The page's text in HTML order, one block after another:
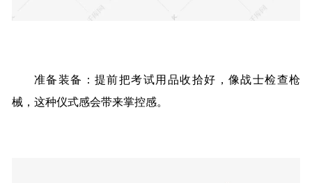
准备装备：提前把考试用品收拾好，像战士检查枪
械，这种仪式感会带来掌控感。